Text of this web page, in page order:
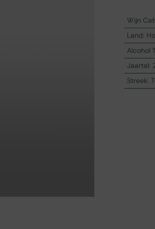
Wijn
Land:
Alcohol
Jaartal:
Streek: